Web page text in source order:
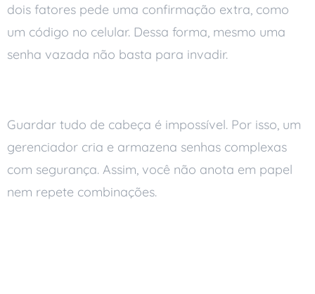
dois fatores pede uma confirmação extra, como
um código no celular. Dessa forma, mesmo uma
senha vazada não basta para invadir.
Guardar tudo de cabeça é impossível. Por isso, um
gerenciador cria e armazena senhas complexas
com segurança. Assim, você não anota em papel
nem repete combinações.